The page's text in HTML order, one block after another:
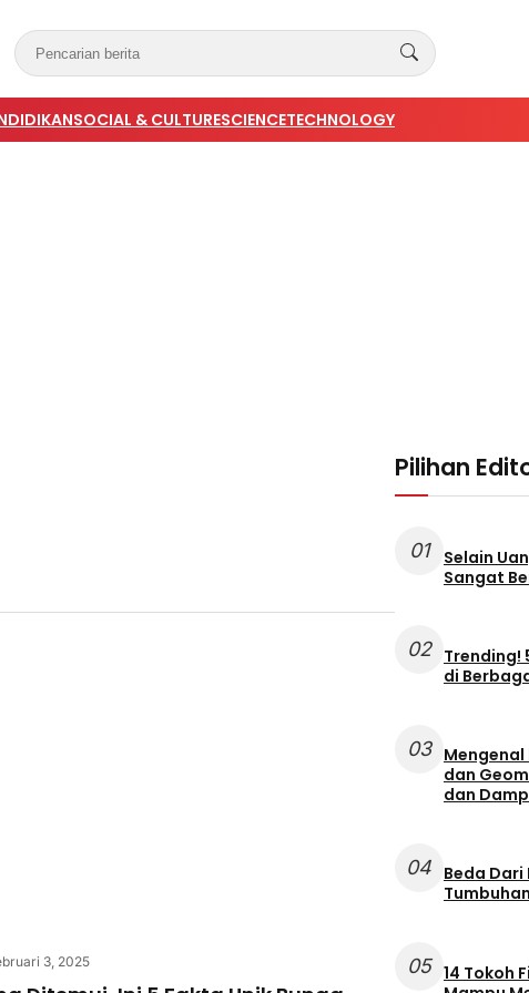
SOCIAL & CULTURESCIENCETECHNOLOGY
3, 2025
Pilihan
01
Selain
Sangat
02
Trending!
di
03
dan
dan
04 Beda Dari
05 14 Tokoh